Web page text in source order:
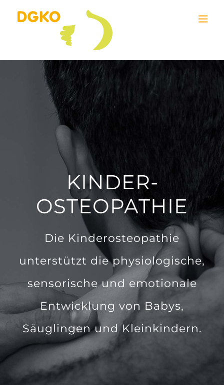
KINDER­
OSTEOPATHIE
Die Kinderosteopathie
unterstützt die physiologische,
sensorische und emotionale
Entwicklung von Babys,
Säuglingen und Kleinkindern.